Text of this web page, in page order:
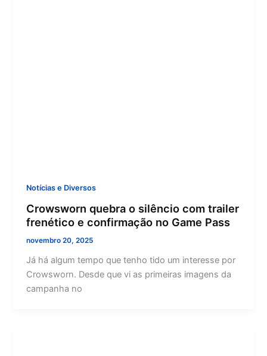
Notícias e Diversos
Crowsworn quebra o silêncio com trailer
frenético e confirmação no Game Pass
novembro 20, 2025
Já há algum tempo que tenho tido um interesse por
Crowsworn. Desde que vi as primeiras imagens da
campanha no